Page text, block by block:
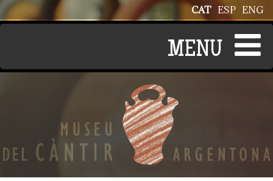
Vés al contingut ENG
ESP
CAT